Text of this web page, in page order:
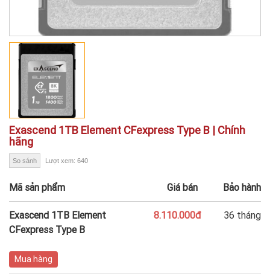
Exascend 1TB Element CFexpress Type B | Chính
hãng
So sánh Lượt xem: 640
Mã sản phẩm Giá bán Bảo hành
Exascend 1TB Element
CFexpress Type B
8.110.000đ 36 tháng
Mua hàng